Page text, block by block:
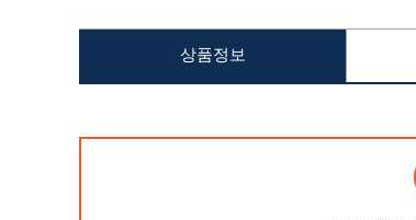
상품정보